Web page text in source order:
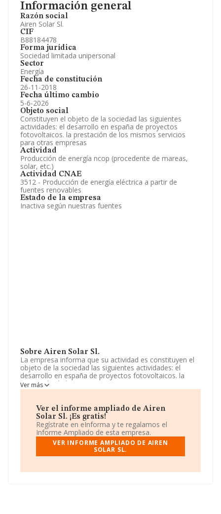
Información general
Razón social
Airen Solar Sl.
CIF
B88184478
Forma jurídica
Sociedad limitada unipersonal
Sector
Energía
Fecha de constitución
26-11-2018
Fecha último cambio
5-6-2026
Objeto social
Constituyen el objeto de la sociedad las siguientes
actividades: el desarrollo en españa de proyectos
fotovoltaicos. la prestación de los mismos servicios
para otras empresas
Actividad
Producción de energía ncop (procedente de mareas,
solar, etc.)
Actividad CNAE
3512 - Producción de energía eléctrica a partir de
fuentes renovables
Estado de la empresa
Inactiva según nuestras fuentes
Sobre Airen Solar Sl.
La empresa informa que su actividad es constituyen el
objeto de la sociedad las siguientes actividades: el
desarrollo en españa de proyectos fotovoltaicos. la
prestación de los mismos servicios para otras
empresas. La sociedad está registrada como Sociedad
a 'Transporte de energía eléctrica', cuyo Código es
3512. No realiza actividad de importación y/o
exportación.
La sociedad españolaAiren Solar S.L, con número de
identificación fiscal B88184478, está situada en Calle
O'donnell núm. 12 4 Plt Norte, (28009), Madrid, Madrid.
En relación con el sector y disponiendo de los datos de
Ver más
Ver el informe ampliado de Airen
Solar Sl. ¡Es gratis!
Regístrate en eInforma y te regalamos el
Informe Ampliado de esta empresa.
VER INFORME AMPLIADO DE AIREN
SOLAR SL.